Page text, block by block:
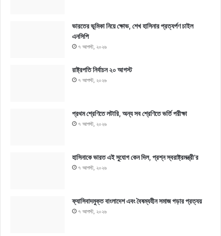
ভারতের ভূমিকা নিয়ে ক্ষোভ, শেখ হাসিনার প্রত্যর্পণ চাইল
এনসিপি
৭ আগস্ট, ২০২৬
রাষ্ট্রপতি নির্বাচন ২০ আগস্ট
৭ আগস্ট, ২০২৬
প্রথম শ্রেণিতে লটারি, অন্য সব শ্রেণিতে ভর্তি পরীক্ষা
৭ আগস্ট, ২০২৬
হাসিনাকে ভারত এই সুযোগ কেন দিল, প্রশ্ন স্বরাষ্ট্রমন্ত্রী’র
৭ আগস্ট, ২০২৬
ফ্যাসিবাদমুক্ত বাংলাদেশ এবং বৈষম্যহীন সমাজ গড়ার প্রত্যয়
৭ আগস্ট, ২০২৬